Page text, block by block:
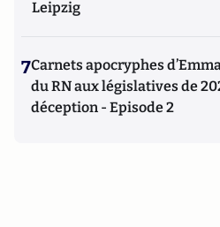
Leipzig
7Carnets apocryphes
du RN aux législatives de
déception - Episode 2